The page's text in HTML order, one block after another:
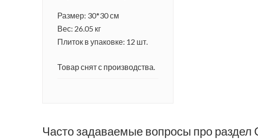
Размер: 30*30 см
Вес: 26.05 кг
Плиток в упаковке: 12 шт.
Товар снят с производства.
Часто задаваемые вопросы про